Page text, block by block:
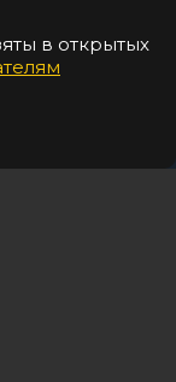
в открытых